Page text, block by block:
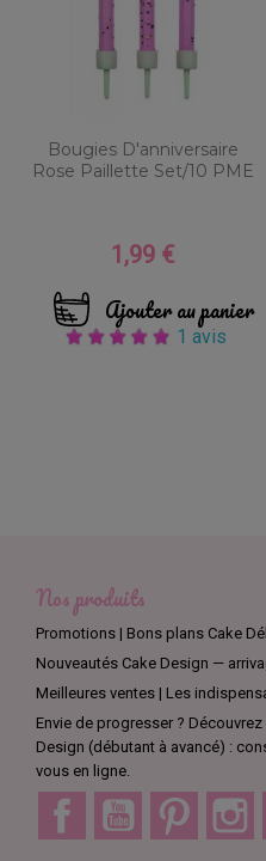
Bougies D'anniversaire
Rose Paillette Set/10 PME
Prix
1,99 €
Ajouter au panier
1 avis
Nos produits
Promotions | Bons plans Cake
Nouveautés Cake Design —
Meilleures ventes | Les
Envie de progresser ?
Design (débutant à avancé) :
vous en ligne.
Facebook YouTube Pinterest